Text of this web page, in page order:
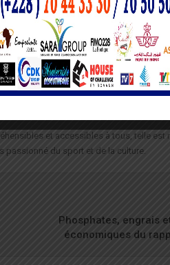
et accessibles à tous, telle est
passionné du sport et de la culture.
Phosphates, engrais
économiques du